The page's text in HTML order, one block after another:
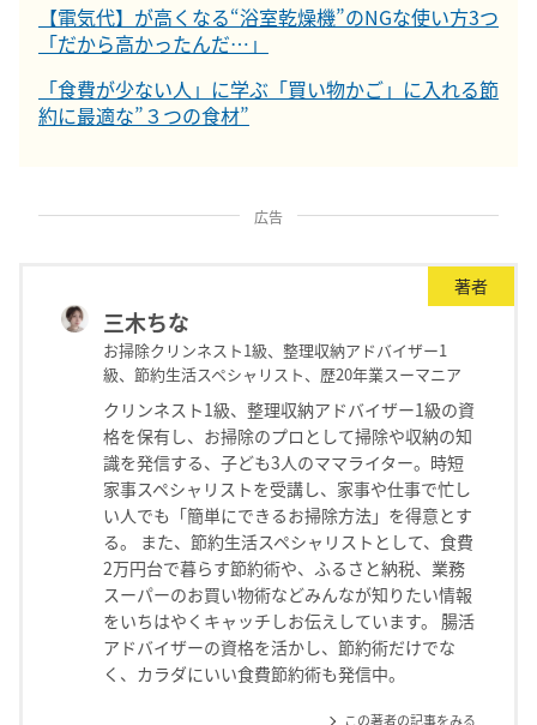
【電気代】が高くなる“浴室乾燥機”のNGな使い方3つ
「だから高かったんだ…」
「食費が少ない人」に学ぶ「買い物かご」に入れる節
約に最適な”３つの食材”
広告
著者
三木ちな
お掃除クリンネスト1級、整理収納アドバイザー1
級、節約生活スペシャリスト、歴20年業スーマニア
クリンネスト1級、整理収納アドバイザー1級の資
格を保有し、お掃除のプロとして掃除や収納の知
識を発信する、子ども3人のママライター。時短
家事スペシャリストを受講し、家事や仕事で忙し
い人でも「簡単にできるお掃除方法」を得意とす
る。 また、節約生活スペシャリストとして、食費
2万円台で暮らす節約術や、ふるさと納税、業務
スーパーのお買い物術などみんなが知りたい情報
をいちはやくキャッチしお伝えしています。 腸活
アドバイザーの資格を活かし、節約術だけでな
く、カラダにいい食費節約術も発信中。
この著者の記事をみる